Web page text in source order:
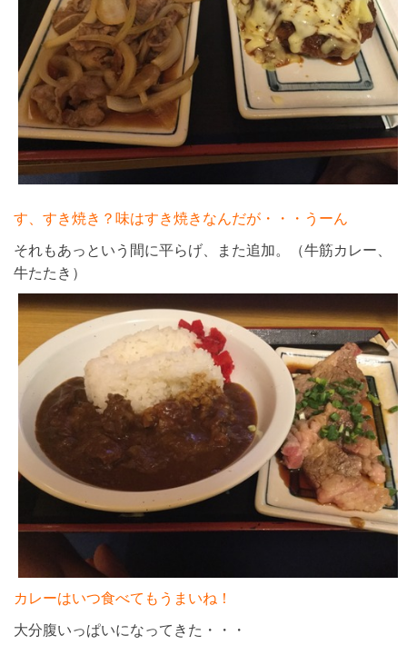
す、すき焼き？味はすき焼きなんだが・・・うーん
それもあっという間に平らげ、また追加。（牛筋カレー、
牛たたき）
カレーはいつ食べてもうまいね！
大分腹いっぱいになってきた・・・